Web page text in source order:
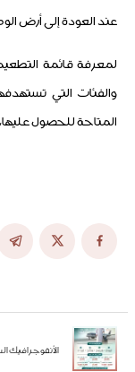
عند العودة إلى أرض
لمعرفة قائمة
والفئات التي
المتاحة للحصول
الأنفوجرافيك